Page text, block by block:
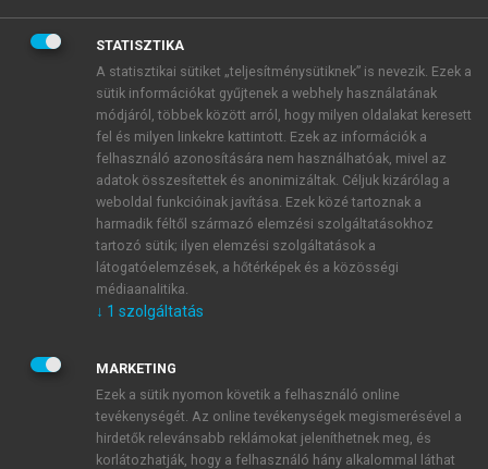
BELÉPÉS SAJÁT FIÓKKAL
ÚJ FIÓK LÉTREHOZÁSA
1 óra díjmentes hozzáférés
E-MAIL-CÍM
JELSZÓ
JELSZÓ ÚJRA
STATISZTIKA
A statisztikai sütiket „teljesítménysütiknek” is nevezik. Ezek a
sütik információkat gyűjtenek a webhely használatának
módjáról, többek között arról, hogy milyen oldalakat keresett
fel és milyen linkekre kattintott. Ezek az információk a
felhasználó azonosítására nem használhatóak, mivel az
adatok összesítettek és anonimizáltak. Céljuk kizárólag a
weboldal funkcióinak javítása. Ezek közé tartoznak a
harmadik féltől származó elemzési szolgáltatásokhoz
tartozó sütik; ilyen elemzési szolgáltatások a
látogatóelemzések, a hőtérképek és a közösségi
médiaanalitika.
↓ 1 szolgáltatás
MARKETING
Ezek a sütik nyomon követik a felhasználó online
tevékenységét. Az online tevékenységek megismerésével a
hirdetők relevánsabb reklámokat jeleníthetnek meg, és
korlátozhatják, hogy a felhasználó hány alkalommal láthat